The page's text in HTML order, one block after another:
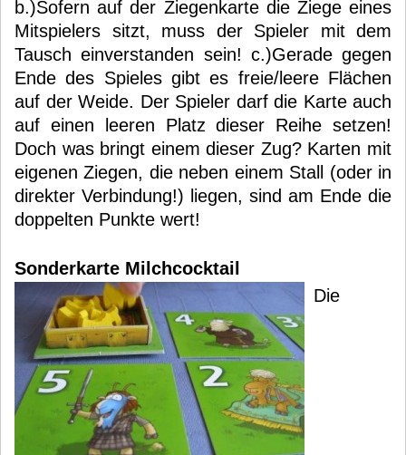
b.)Sofern auf der Ziegenkarte die Ziege eines
Mitspielers sitzt, muss der Spieler mit dem
Tausch einverstanden sein! c.)Gerade gegen
Ende des Spieles gibt es freie/leere Flächen
auf der Weide. Der Spieler darf die Karte auch
auf einen leeren Platz dieser Reihe setzen!
Doch was bringt einem dieser Zug? Karten mit
eigenen Ziegen, die neben einem Stall (oder in
direkter Verbindung!) liegen, sind am Ende die
doppelten Punkte wert!
Sonderkarte Milchcocktail
Die